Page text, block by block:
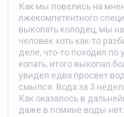
Как мы повелись на
лжекомпетентного
выкопать колодец, мы
человек хоть как-то
деле, что-то походил по
копать, итого выкопал
увидел едва просвет
смылся. Вода за 3
Как оказалось в
даже в помине воды